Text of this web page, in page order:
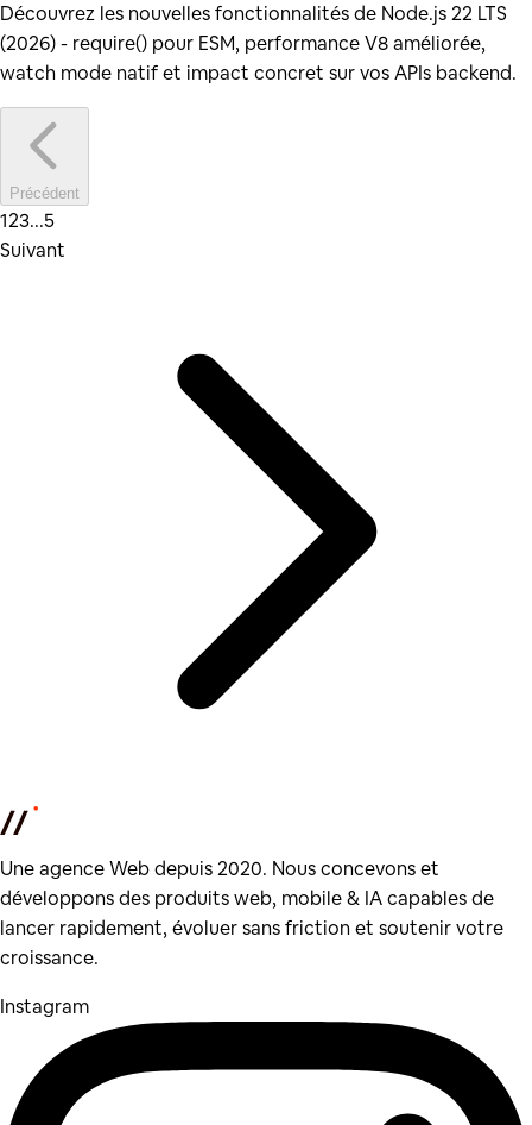
Découvrez les nouvelles fonctionnalités de Node.js 22 LTS
(2026) - require() pour ESM, performance V8 améliorée,
watch mode natif et impact concret sur vos APIs backend.
Précédent
123...5
Suivant
Une agence Web depuis 2020. Nous concevons et
développons des produits web, mobile & IA capables de
lancer rapidement, évoluer sans friction et soutenir votre
croissance.
Instagram